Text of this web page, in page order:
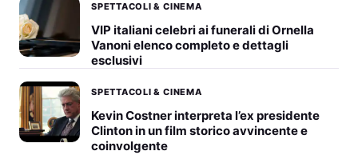
SPETTACOLI & CINEMA
VIP italiani celebri ai funerali di Ornella
Vanoni elenco completo e dettagli
esclusivi
SPETTACOLI & CINEMA
Kevin Costner interpreta l’ex presidente
Clinton in un film storico avvincente e
coinvolgente